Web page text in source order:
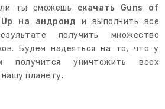
ты сможешь скачать Guns of
на андроид и выполнить все
получить множество
Будем надеяться на то, что у
получится уничтожить всех
планету.